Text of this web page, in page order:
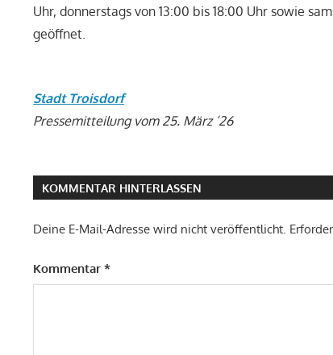
Uhr, donnerstags von 13:00 bis 18:00 Uhr sowie
geöffnet.
Stadt Troisdorf
Pressemitteilung vom 25. März ’26
KOMMENTAR HINTERLASSEN
Deine E-Mail-Adresse wird nicht veröffentlicht.
Kommentar*